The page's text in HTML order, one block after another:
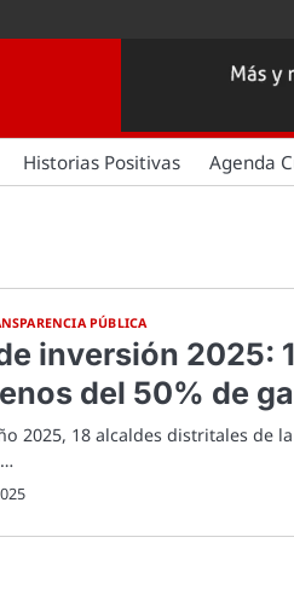
Historias Positivas Agenda
PÚBLICA
inversión 2025:
del 50% de
2025, 18 alcaldes distritales de